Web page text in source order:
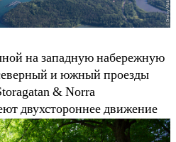
на западную набережную
и южный проезды
& Norra
двухстороннее движение